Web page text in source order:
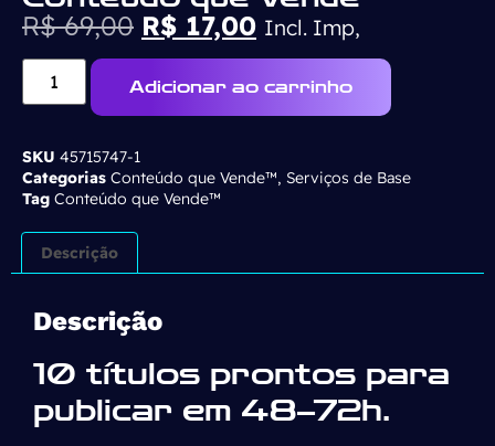
R$69,00 R$ 17,00 Incl. Imp,
Adicionar ao carrinho
SKU 45715747-1
Categorias Conteúdo que Vende™, Serviços de Base
Tag Conteúdo que Vende™
Descrição
Descrição
10 títulos prontos para
publicar em 48–72h.